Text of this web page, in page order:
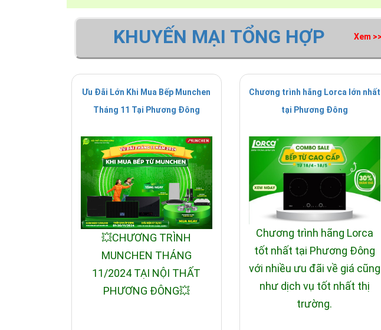
KHUYẾN MẠI TỔNG HỢP Xem >>
Ưu Đãi Lớn Khi Mua Bếp Munchen
Tháng 11 Tại Phương Đông
💥CHƯƠNG TRÌNH
MUNCHEN THÁNG
11/2024 TẠI NỘI THẤT
PHƯƠNG ĐÔNG💥
Chương trình hãng Lorca lớn nhất
tại Phương Đông
Chương trình hãng Lorca
tốt nhất tại Phương Đông
với nhiều ưu đãi về giá cũng
như dịch vụ tốt nhất thị
trường.